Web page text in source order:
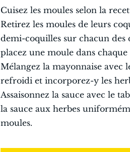
Cuisez les moules selon la
Retirez les moules de leurs
demi-coquilles sur chacun des
placez une moule dans
Mélangez la mayonnaise avec
refroidi et incorporez-y les
Assaisonnez la sauce avec le
la sauce aux herbes
moules.